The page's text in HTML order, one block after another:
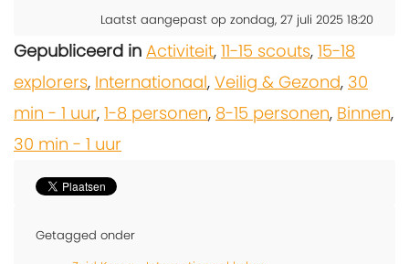
Laatst aangepast op zondag, 27 juli 2025 18:20
Gepubliceerd in Activiteit, 11-15 scouts, 15-18
explorers, Internationaal, Veilig & Gezond, 30
min - 1 uur, 1-8 personen, 8-15 personen, Binnen,
30 min - 1 uur
Getagged onder